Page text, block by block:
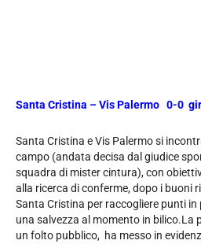
Santa Cristina – Vis Palermo 0-0
Santa Cristina e Vis Palermo si
campo (andata decisa dal giudice
squadra di mister cintura), con
alla ricerca di conferme, dopo i buoni
Santa Cristina per raccogliere punti
una salvezza al momento in bilico.La
un folto pubblico, ha messo in